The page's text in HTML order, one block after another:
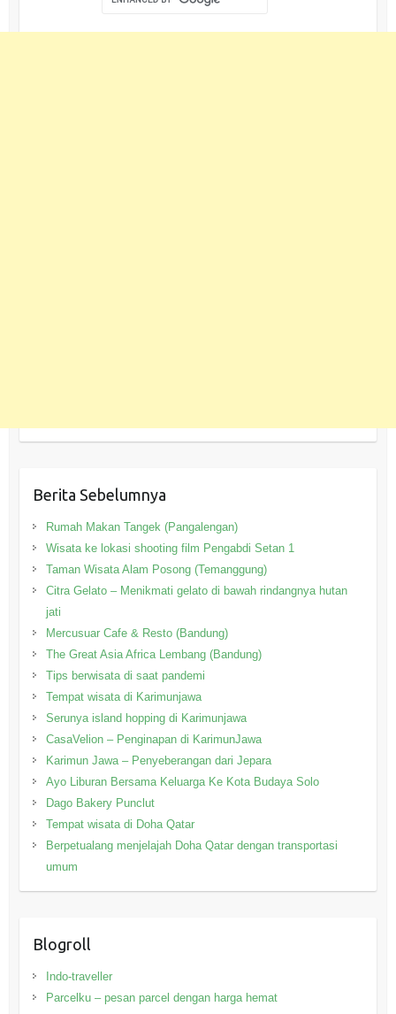
Berita Sebelumnya
Rumah Makan Tangek (Pangalengan)
Wisata ke lokasi shooting film Pengabdi Setan 1
Taman Wisata Alam Posong (Temanggung)
Citra Gelato – Menikmati gelato di bawah rindangnya hutan
jati
Mercusuar Cafe & Resto (Bandung)
The Great Asia Africa Lembang (Bandung)
Tips berwisata di saat pandemi
Tempat wisata di Karimunjawa
Serunya island hopping di Karimunjawa
CasaVelion – Penginapan di KarimunJawa
Karimun Jawa – Penyeberangan dari Jepara
Ayo Liburan Bersama Keluarga Ke Kota Budaya Solo
Dago Bakery Punclut
Tempat wisata di Doha Qatar
Berpetualang menjelajah Doha Qatar dengan transportasi
umum
Blogroll
Indo-traveller
Parcelku – pesan parcel dengan harga hemat